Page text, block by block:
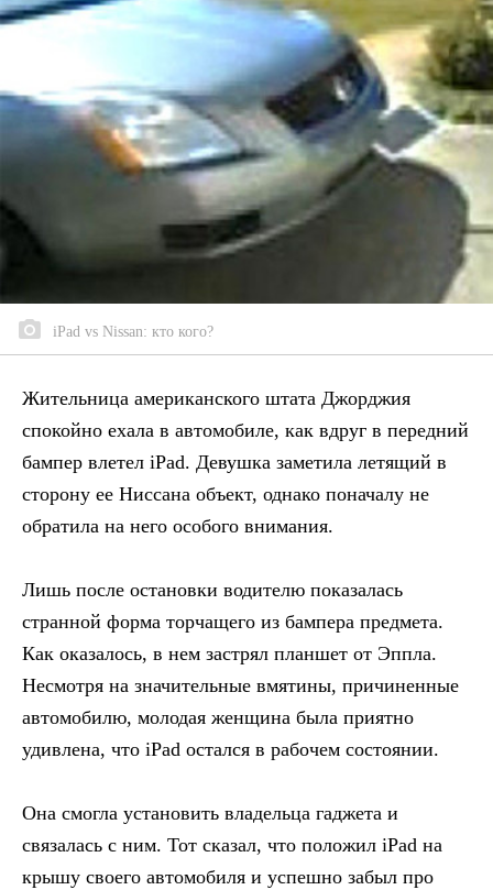
iPad vs Nissan: кто кого?
Жительница американского штата Джорджия
спокойно ехала в автомобиле, как вдруг в передний
бампер влетел iPad. Девушка заметила летящий в
сторону ее Ниссана объект, однако поначалу не
обратила на него особого внимания.
Лишь после остановки водителю показалась
странной форма торчащего из бампера предмета.
Как оказалось, в нем застрял планшет от Эппла.
Несмотря на значительные вмятины, причиненные
автомобилю, молодая женщина была приятно
удивлена, что iPad остался в рабочем состоянии.
Она смогла установить владельца гаджета и
связалась с ним. Тот сказал, что положил iPad на
крышу своего автомобиля и успешно забыл про